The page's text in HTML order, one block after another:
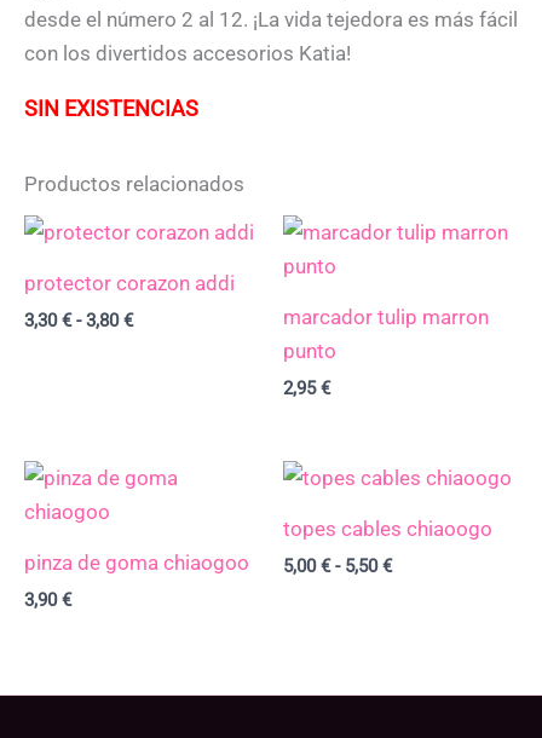
desde el número 2 al 12. ¡La vida tejedora es más fácil
con los divertidos accesorios Katia!
SIN EXISTENCIAS
Productos relacionados
protector corazon addi
3,30€ - 3,80€
Rango
desde
3,30 €
marcador tulip marron
punto
2,95€
pinza de goma chiaogoo
3,90€
topes cables chiaoogo
5,00€ - 5,50€
Rango
precios:
desde
5,00 €